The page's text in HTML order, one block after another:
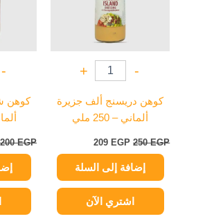
-
+
كوهن دريسنج ألف جزيرة
ألماني – 250 ملي
250EGP
209 EGP
إضافة إلى السلة
اشتري الآن
-
كوهن
200EGP